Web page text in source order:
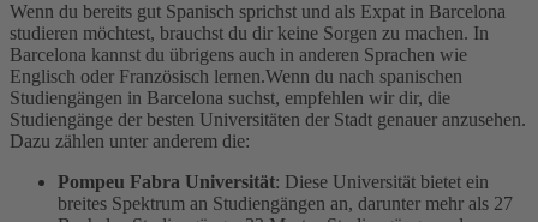
Wenn du bereits gut Spanisch sprichst und als Expat in Barcelona
studieren möchtest, brauchst du dir keine Sorgen zu machen. In
Barcelona kannst du übrigens auch in anderen Sprachen wie
Englisch oder Französisch lernen.Wenn du nach spanischen
Studiengängen in Barcelona suchst, empfehlen wir dir, die
Studiengänge der besten Universitäten der Stadt genauer anzusehen.
Dazu zählen unter anderem die:
Pompeu Fabra Universität: Diese Universität bietet ein
breites Spektrum an Studiengängen an, darunter mehr als 27